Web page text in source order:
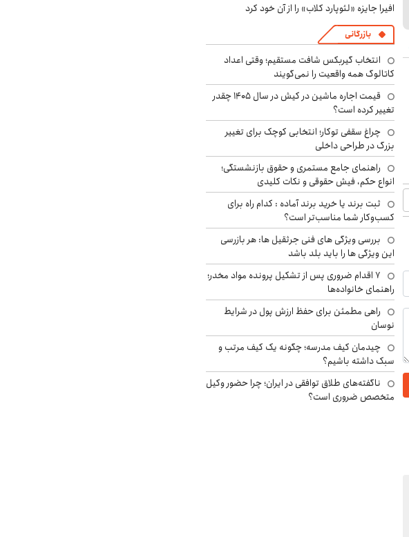
افیرا جایزه «لئوپارد کلاب» را از آن خود کرد
بازرگانی
انتخاب گیربکس شافت مستقیم؛ وقتی اعداد
کاتالوگ همه واقعیت را نمی‌گویند
قیمت اجاره ماشین در کیش در سال ۱۴۰۵ چقدر
تغییر کرده است؟
چراغ سقفی توکار؛ انتخابی کوچک برای تغییر
بزرگ در طراحی داخلی
راهنمای جامع مستمری و حقوق بازنشستگی؛
انواع حکم، فیش حقوقی و نکات کلیدی
ثبت برند یا خرید برند آماده : کدام راه برای
کسب‌وکار شما مناسب‌تر است؟
بررسی ویژگی های فنی جرثقیل ها: هر بازرسی
این ویژگی ها را باید بلد باشد
۷ اقدام ضروری پس از تشکیل پرونده مواد مخدر؛
راهنمای خانواده‌ها
راهی مطمئن برای حفظ ارزش پول در شرایط
نوسان
چیدمان کیف مدرسه؛ چگونه یک کیف مرتب و
سبک داشته باشیم؟
ناگفته‌های طلاق توافقی در ایران؛ چرا حضور وکیل
متخصص ضروری است؟